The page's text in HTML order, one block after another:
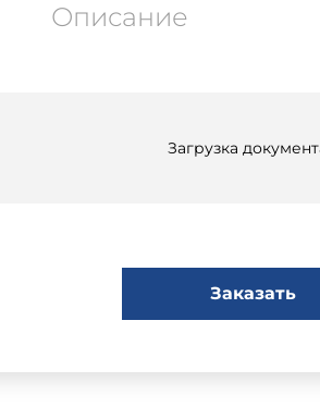
Описание
Загрузка
Заказать